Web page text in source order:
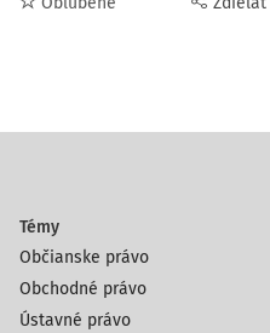
Témy
Občianske právo
Obchodné právo
Ústavné právo